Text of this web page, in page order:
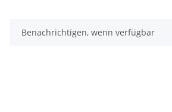
Benachrichtigen, wenn verfügbar